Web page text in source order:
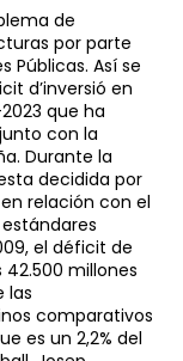
de
por parte
Públicas. Así se
d’inversió en
que ha
con la
Durante la
decidida por
relación con el
el déficit de
millones
las
comparativos
es un 2,2% del